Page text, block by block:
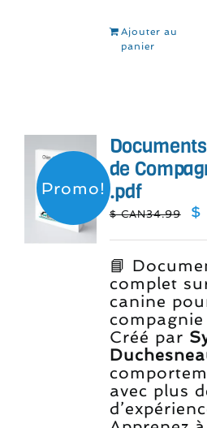
Ajouter au
panier
Promo!
de
.pdf
$ CAN34.99
$
$
📘
complet
canine
compagnie
Créé par
avec plus